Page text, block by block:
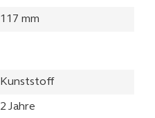
117 mm
Kunststoff
2 Jahre